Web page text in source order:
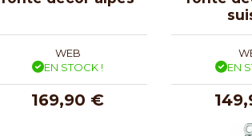
WEB
EN STOCK !
169,90 €
EN